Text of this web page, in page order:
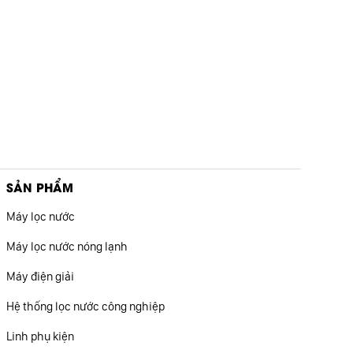
SẢN PHẨM
Máy lọc nước
Máy lọc nước nóng lạnh
Máy điện giải
Hệ thống lọc nước công nghiệp
Linh phụ kiện